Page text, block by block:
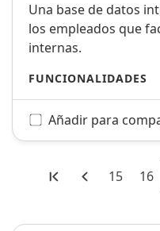
Una base de datos
los empleados que
internas.
FUNCIONALIDADES
Añadir para
15 16